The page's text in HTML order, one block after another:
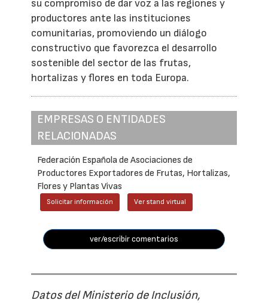
su compromiso de dar voz a las regiones y
productores ante las instituciones
comunitarias, promoviendo un diálogo
constructivo que favorezca el desarrollo
sostenible del sector de las frutas,
hortalizas y flores en toda Europa.
EMPRESAS O ENTIDADES
RELACIONADAS
Federación Española de Asociaciones de
Productores Exportadores de Frutas, Hortalizas,
Flores y Plantas Vivas
Solicitar información Ver stand virtual
ver/escribir comentarios
Datos del Ministerio de Inclusión,